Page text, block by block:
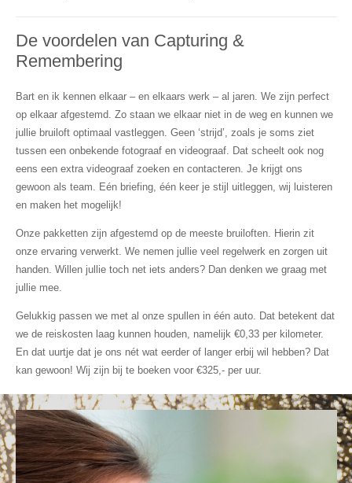
De voordelen van Capturing &
Remembering
Bart en ik kennen elkaar – en elkaars werk – al jaren. We zijn perfect
op elkaar afgestemd. Zo staan we elkaar niet in de weg en kunnen we
jullie bruiloft optimaal vastleggen. Geen ‘strijd’, zoals je soms ziet
tussen een onbekende fotograaf en videograaf. Dat scheelt ook nog
eens een extra videograaf zoeken en contacteren. Je krijgt ons
gewoon als team. Eén briefing, één keer je stijl uitleggen, wij luisteren
en maken het mogelijk!
Onze pakketten zijn afgestemd op de meeste bruiloften. Hierin zit
onze ervaring verwerkt. We nemen jullie veel regelwerk en zorgen uit
handen. Willen jullie toch net iets anders? Dan denken we graag met
jullie mee.
Gelukkig passen we met al onze spullen in één auto. Dat betekent dat
we de reiskosten laag kunnen houden, namelijk €0,33 per kilometer.
En dat uurtje dat je ons nét wat eerder of langer erbij wil hebben? Dat
kan gewoon! Wij zijn bij te boeken voor €325,- per uur.